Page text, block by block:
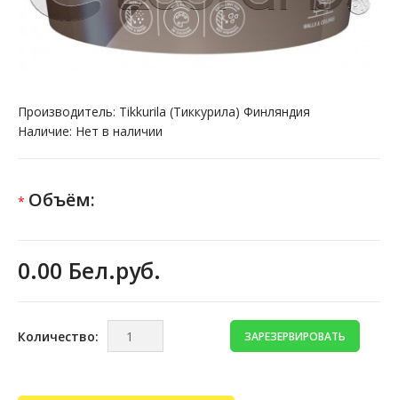
Производитель: Tikkurila (Тиккурила) Финляндия
Наличие: Нет в наличии
* Объём:
0.00 Бел.руб.
Количество: